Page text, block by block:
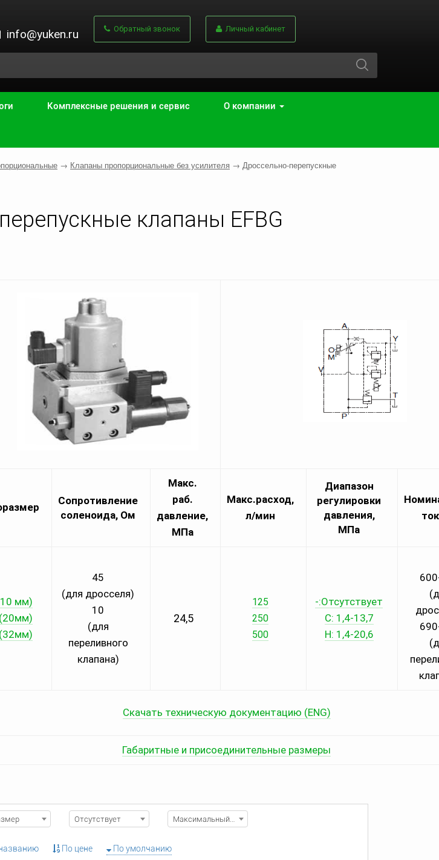
info@yuken.ru Обратный звонок Личный кабинет
Комплексные решения и сервис О компании
→ Клапаны пропорциональные без усилителя → Дроссельно-перепускные
клапаны EFBG
Cопротивление
соленоида, Ом
Макс.
раб.
давление,
МПа
Макс.расход,
л/мин
Диапазон
регулировки
давления,
МПа
мм)
45
(для дросселя)
10
(для
переливного
клапана)
24,5
125
250
500
-:Отсутствует
С: 1,4-13,7
Н: 1,4-20,6
Скачать техническую документацию (ENG)
Габаритные и присоединительные размеры
Отсутствует Максимальный расход, л/мин
По цене
По умолчанию